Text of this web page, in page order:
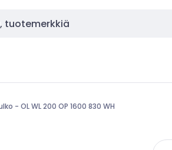
- OL WL 200 OP 1600 830 WH